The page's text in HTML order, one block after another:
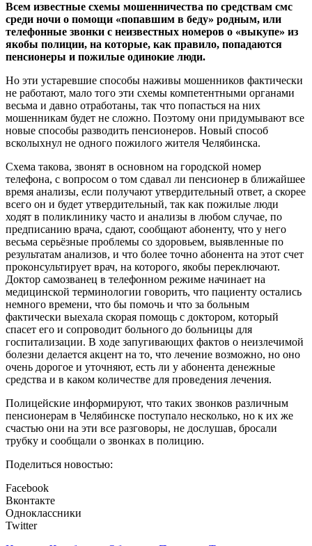
Всем известные схемы мошенничества по средствам смс
среди ночи о помощи «попавшим в беду» родным, или
телефонные звонки с неизвестных номеров о «выкупе» из
якобы полиции, на которые, как правило, попадаются
пенсионеры и пожилые одинокие люди.
Но эти устаревшие способы наживы мошенников фактически
не работают, мало того эти схемы компетентными органами
весьма и давно отработаны, так что попасться на них
мошенникам будет не сложно. Поэтому они придумывают все
новые способы разводить пенсионеров. Новый способ
всколыхнул не одного пожилого жителя Челябинска.
Схема такова, звонят в основном на городской номер
телефона, с вопросом о том сдавал ли пенсионер в ближайшее
время анализы, если получают утвердительный ответ, а скорее
всего он и будет утвердительный, так как пожилые люди
ходят в поликлинику часто и анализы в любом случае, по
предписанию врача, сдают, сообщают абоненту, что у него
весьма серьёзные проблемы со здоровьем, выявленные по
результатам анализов, и что более точно абонента на этот счет
проконсультирует врач, на которого, якобы переключают.
Доктор самозванец в телефонном режиме начинает на
медицинской терминологии говорить, что пациенту остались
немного времени, что бы помочь и что за больным
фактически выехала скорая помощь с доктором, который
спасет его и сопроводит больного до больницы для
госпитализации. В ходе запугивающих фактов о неизлечимой
болезни делается акцент на то, что лечение возможно, но оно
очень дорогое и уточняют, есть ли у абонента денежные
средства и в каком количестве для проведения лечения.
Полицейские информируют, что таких звонков различным
пенсионерам в Челябинске поступало несколько, но к их же
счастью они на эти все разговоры, не дослушав, бросали
трубку и сообщали о звонках в полицию.
Поделиться новостью:
Facebook
Вконтакте
Одноклассники
Twitter